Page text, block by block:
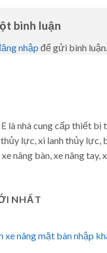
bình luận
nhập để gửi bình luận.
là nhà cung cấp thiết bị
lực, xi lanh thủy lực,
nâng bàn, xe nâng tay,
NHẤT
xe nâng mặt bàn nhập